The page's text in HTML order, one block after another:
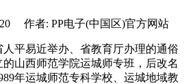
作者: PP电子(中国区)官方网站
易近举办、省教育厅办理的通俗
山西师范学院运城师专班，后改名
年运城师范专科学校、运城地域教